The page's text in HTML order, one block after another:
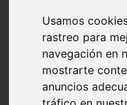
Usamos
rastreo para
navegación en
mostrarte
anuncios
Granada - monachil
Huesca - isábena
Huesca - alquézar
Huesca - castejón-
Sevilla - marinaleda